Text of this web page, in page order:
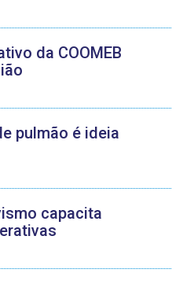
da COOMEB
pulmão é ideia
capacita